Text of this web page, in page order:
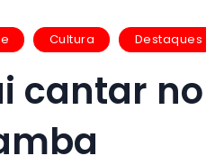
Cultura Destaques
cantar no